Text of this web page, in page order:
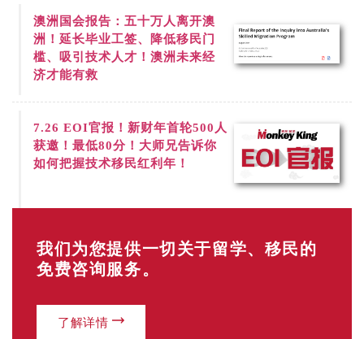
澳洲国会报告：五十万人离开澳
洲！延长毕业工签、降低移民门
槛、吸引技术人才！澳洲未来经
济才能有救
7.26 EOI官报！新财年首轮500人
获邀！最低80分！大师兄告诉你
如何把握技术移民红利年！
我们为您提供一切关于留学、移民的
免费咨询服务。
了解详情